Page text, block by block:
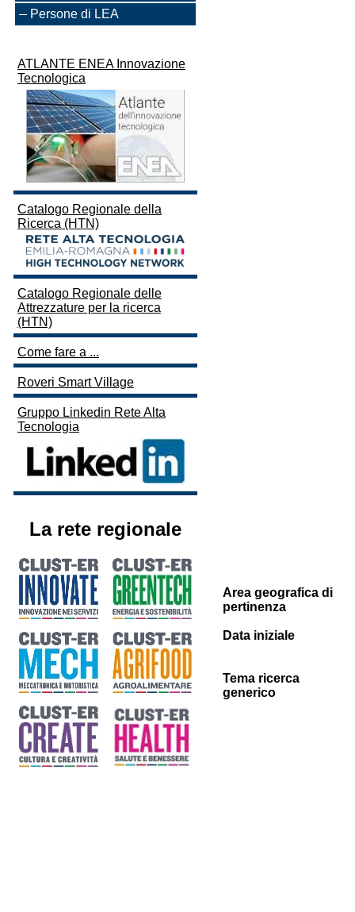
Persone di LEA
ATLANTE ENEA Innovazione
Tecnologica
Catalogo Regionale della
Ricerca (HTN)
Catalogo Regionale delle
Attrezzature per la ricerca
(HTN)
Come fare a ...
Roveri Smart Village
Gruppo Linkedin Rete Alta
Tecnologia
La rete regionale
Area geografica di
pertinenza
Data iniziale
Tema ricerca
generico